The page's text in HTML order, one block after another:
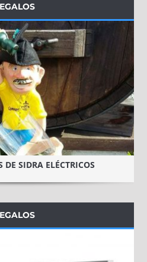
DE SIDRA ELÉCTRICOS